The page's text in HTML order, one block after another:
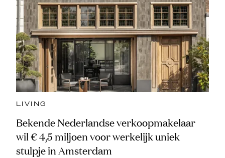
LIVING
Bekende Nederlandse verkoopmakelaar
wil € 4,5 miljoen voor werkelijk uniek
stulpje in Amsterdam